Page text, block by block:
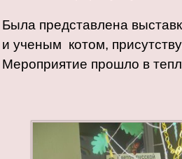
Была представлена
и ученым котом,
Мероприятие прошло в